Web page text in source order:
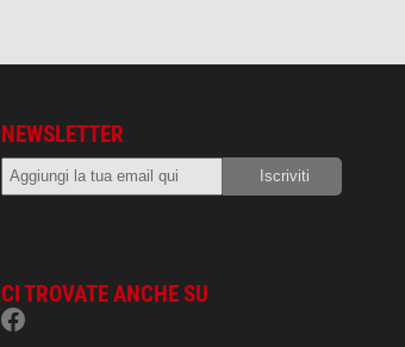
NEWSLETTER
CI TROVATE ANCHE SU